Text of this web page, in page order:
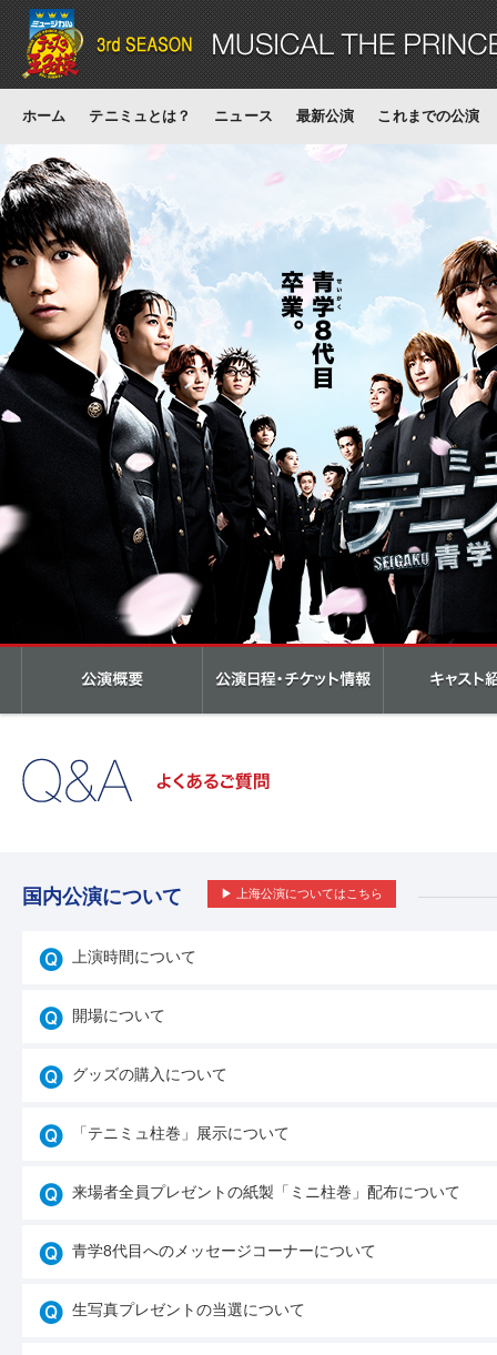
ホーム テニミュとは？ ニュース 最新公演 これまでの公演
国内公演について ▶ 上海公演についてはこちら
上演時間について
開場について
グッズの購入について
「テニミュ柱巻」展示について
来場者全員プレゼントの紙製「ミニ柱巻」配布について
青学8代目へのメッセージコーナーについて
生写真プレゼントの当選について